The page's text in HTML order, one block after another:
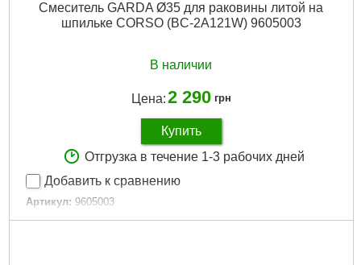
Смеситель GARDA Ø35 для раковины литой на
шпильке CORSO (BC-2A121W) 9605003
В наличии
Цена:2 290 грн
Купить
Отгрузка в течение 1-3 рабочих дней
Добавить к сравнению
Артикул: 9605003
Код товара: 29.19.40